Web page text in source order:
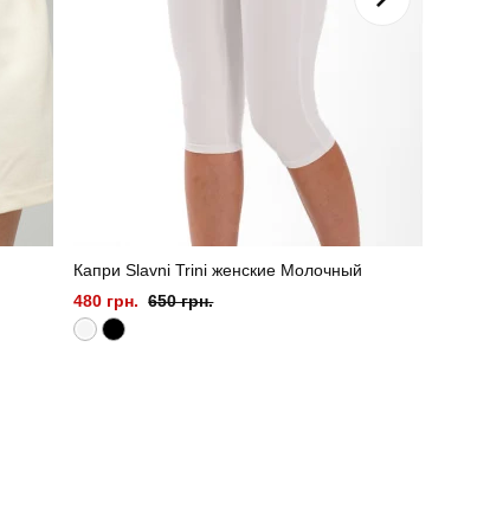
Капри Slavni Trini женские Молочный
480 грн. 650 грн.